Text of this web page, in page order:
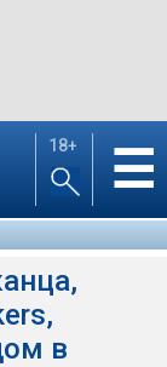
18+ ☰
в